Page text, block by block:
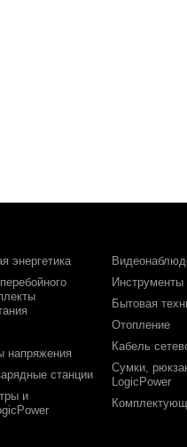
энергетика
напряжения
станции
и
Инструменты
Бытовая
Отопление
Кабель
Сумки,
LogicPower